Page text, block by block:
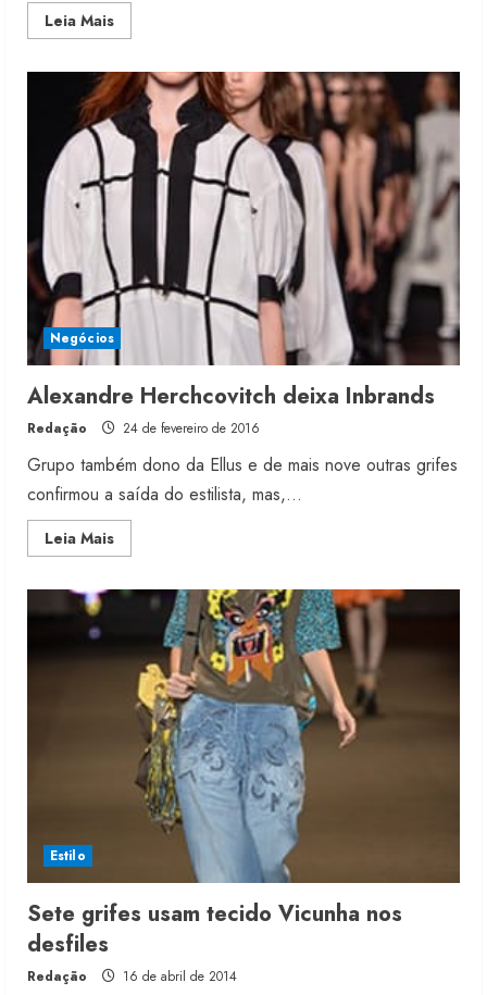
Leia MaisRead
more
tem
prejuízo
no
início
de
2016
Negócios
Alexandre Herchcovitch deixa Inbrands
Redação 24 de fevereiro de 2016
Grupo também dono da Ellus e de mais nove outras grifes
confirmou a saída do estilista, mas,...
Leia MaisRead
more
Herchcovitch
deixa
Inbrands
Estilo
Sete grifes usam tecido Vicunha nos
desfiles
Redação 16 de abril de 2014
2
Moda vende US$63,7 bilhões em
produtos licenciados
6 de agosto de 2026
Renata Caixeta assume Movimento